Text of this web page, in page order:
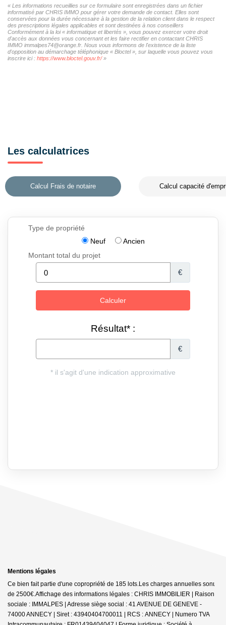
« Les informations recueillies sur ce formulaire sont enregistrées dans un fichier
informatisé par CHRIS IMMO pour gérer votre demande de contact. Elles sont
conservées pour la durée nécessaire à la gestion de la relation client dans le respect
des prescriptions légales applicables et sont destinées à nos conseillers
Conformément à la loi « informatique et libertés », vous pouvez exercer votre droit
d'accès aux données vous concernant et les faire rectifier en contactant CHRIS
IMMO immalpes74@orange.fr. Nous vous informons de l'existence de la liste
d'opposition au démarchage téléphonique « Bloctel », sur laquelle vous pouvez vous
inscrire ici : https://www.bloctel.gouv.fr/»
Les calculatrices
Calcul Frais de notaire Calcul capacité
Mentions légales
Ce bien fait partie d'une copropriété de 185 lots.Les charges annuelles sont
de 2500€. Affichage des informations légales : CHRIS IMMOBILIER | Raison
sociale : IMMALPES | Adresse siège social : 41 AVENUE DE GENEVE -
74000 ANNECY | Siret : 43940404700011 | RCS : ANNECY | Numero TVA